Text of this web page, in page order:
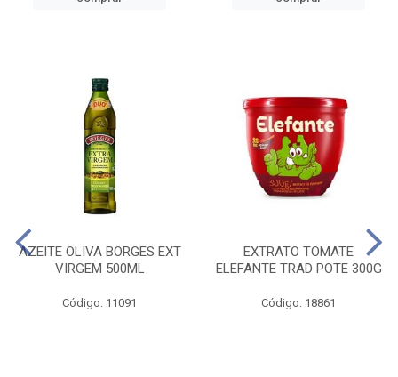
AZEITE OLIVA BORGES EXT
VIRGEM 500ML
Código: 11091
EXTRATO TOMATE
ELEFANTE TRAD POTE 300G
Código: 18861